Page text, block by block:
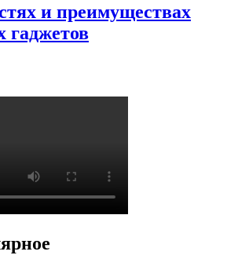
и преимуществах
гаджетов